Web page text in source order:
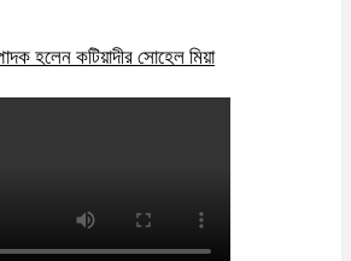
হলেন কটিয়াদীর সোহেল মিয়া